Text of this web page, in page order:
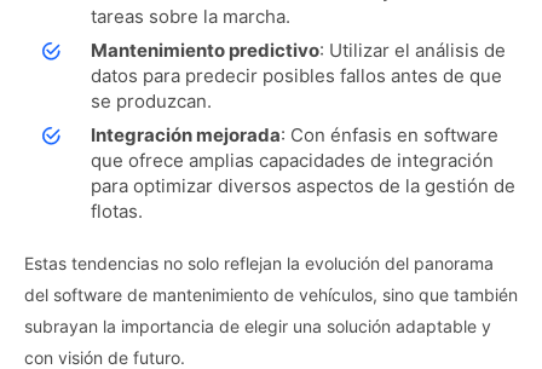
tareas sobre la marcha.
Mantenimiento predictivo: Utilizar el análisis de
datos para predecir posibles fallos antes de que
se produzcan.
Integración mejorada: Con énfasis en software
que ofrece amplias capacidades de integración
para optimizar diversos aspectos de la gestión de
flotas.
Estas tendencias no solo reflejan la evolución del panorama
del software de mantenimiento de vehículos, sino que también
subrayan la importancia de elegir una solución adaptable y
con visión de futuro.